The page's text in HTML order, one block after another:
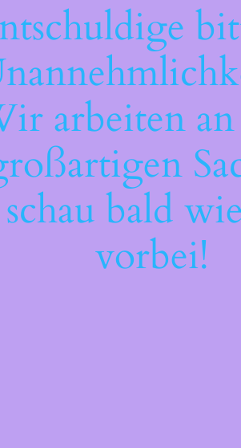
arbeiten
schau bald
vorbei!